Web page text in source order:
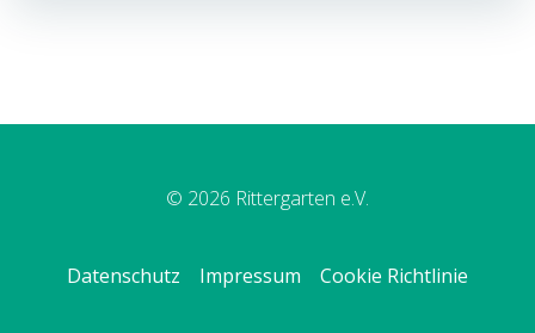
© 2026 Rittergarten e.V.
Datenschutz Impressum Cookie Richtlinie